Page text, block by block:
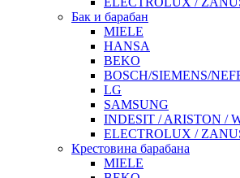
Бак и барабан
MIELE
HANSA
BEKO
BOSCH/SIEMENS/
LG
SAMSUNG
INDESIT / ARISTON /
ELECTROLUX /
Крестовина барабана
MIELE